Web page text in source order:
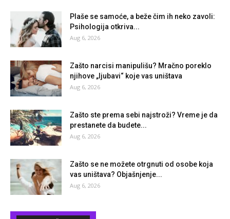
Plaše se samoće, a beže čim ih neko zavoli:
Psihologija otkriva...
Aug 6, 2026
Zašto narcisi manipulišu? Mračno poreklo
njihove „ljubavi“ koje vas uništava
Aug 6, 2026
Zašto ste prema sebi najstroži? Vreme je da
prestanete da budete...
Aug 6, 2026
Zašto se ne možete otrgnuti od osobe koja
vas uništava? Objašnjenje...
Aug 6, 2026